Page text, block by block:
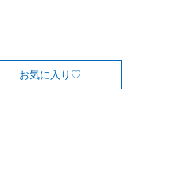
お気に入り